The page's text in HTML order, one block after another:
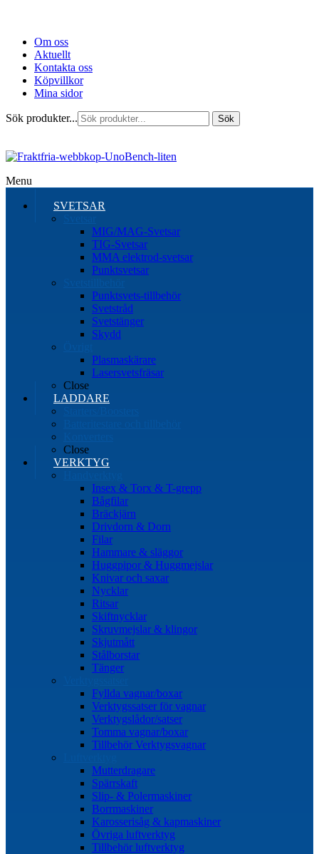
Om oss
Aktuellt
Kontakta oss
Köpvillkor
Mina sidor
Sök produkter... Sök
Menu
SVETSAR
MIG/MAG-Svetsar
TIG-Svetsar
MMA elektrod-svetsar
Punktsvetsar
Punktsvets-tillbehör
Svetstråd
Svetstänger
Skydd
Plasmaskärare
Lasersvetsfräsar
Close
LADDARE
Close
VERKTYG
Insex & Torx & T-grepp
Bågfilar
Bräckjärn
Drivdorn & Dorn
Filar
Hammare & släggor
Huggpipor & Huggmejslar
Knivar och saxar
Nycklar
Ritsar
Skiftnycklar
Skruvmejslar & klingor
Skjutmått
Stålborstar
Tänger
Fyllda vagnar/boxar
Verktygssatser för vagnar
Verktygslådor/satser
Tomma vagnar/boxar
Tillbehör Verktygsvagnar
Mutterdragare
Spärrskaft
Slip- & Polermaskiner
Borrmaskiner
Karosserisåg & kapmaskiner
Övriga luftverktyg
Tillbehör luftverktyg